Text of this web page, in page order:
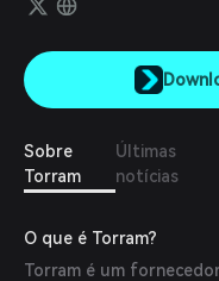
Sobre
Torram
Últimas
notícias
O que é Torram?
Torram é um